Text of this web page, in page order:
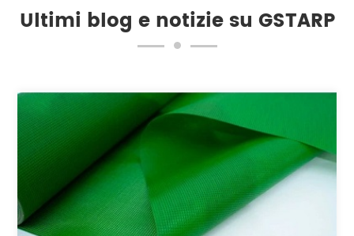
Ultimi blog e notizie su GSTARP